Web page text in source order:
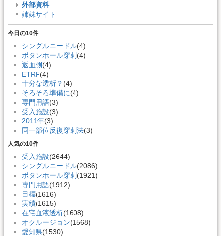
外部資料
姉妹サイト
今日の10件
シングルニードル(4)
ボタンホール穿刺 (4)
返血側(4)
ETRF(4)
十分な透析？ (4)
そろそろ準備に(4)
専門用語(3)
受入施設(3)
2011年(3)
同一部位反復穿刺法(3)
人気の10件
受入施設(2644)
シングルニードル(2086)
ボタンホール穿刺 (1921)
専門用語(1912)
目標(1616)
実績(1615)
在宅血液透析(1608)
オクルージョン(1568)
愛知県(1530)